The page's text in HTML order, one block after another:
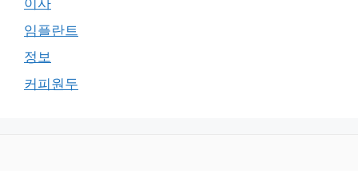
이사
임플란트
정보
커피원두